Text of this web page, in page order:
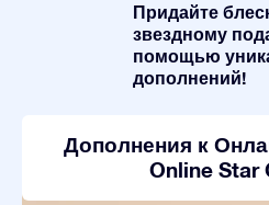
Придайте
звездному
помощью
дополнений!
Дополнения к
Online Star